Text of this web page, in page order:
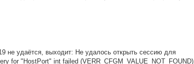
не удаётся, выходит: Не удалось открыть сессию для
for "HostPort" int failed (VERR_CFGM_VALUE_NOT_FOUND).